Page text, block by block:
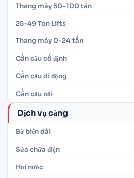
Thang máy 50-100 tấn
25-49 Ton Lifts
Thang máy 0-24 tấn
Cần cẩu cố định
Cần cẩu di động
Cần cẩu nổi
Dịch vụ cảng
Bờ biển dài
Sửa chữa điện
Hơi nước